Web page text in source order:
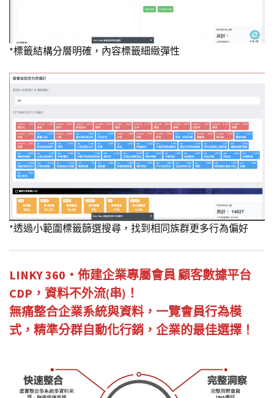
*標籤結構分層明確，內容標籤細緻彈性
*透過小範圍標籤篩選搜尋，找到相同族群更多行為偏好
LINKY 360・佈建企業專屬會員 顧客數據平台
CDP，資料不外流(串)！
無痛整合企業系統與資料，一覽會員行為模
式，精準分群自動化行銷，企業的最佳選擇！